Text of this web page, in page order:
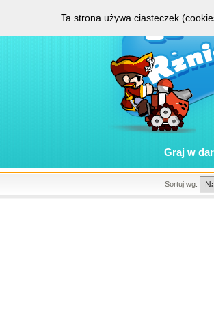
Graj w
Sortuj wg:
Ta strona używa ciasteczek